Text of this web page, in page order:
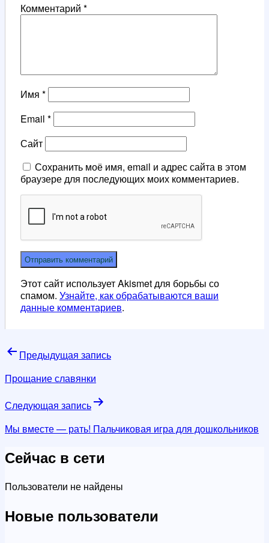
Комментарий *
Имя *
Email *
Сайт
Сохранить моё имя, email и адрес сайта в этом
браузере для последующих моих комментариев.
Этот сайт использует Akismet для борьбы со
спамом. Узнайте, как обрабатываются ваши
данные комментариев.
Навигация
по
Предыдущая запись
Прощание славянки
Следующая запись
Мы вместе — рать! Пальчиковая игра для дошкольников
Сейчас в сети
Пользователи не найдены
Новые пользователи